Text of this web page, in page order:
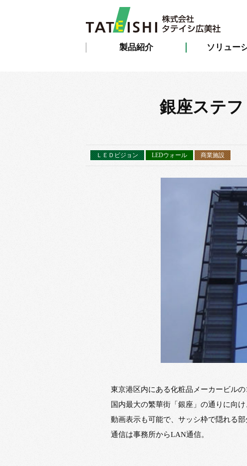
製品紹介 ソリュー
銀座ステ
ＬＥＤビジョン LEDウォール 商業施設
東京港区内にある化粧品メーカービル
国内最大の繁華街「銀座」の通りに向
動画表示も可能で、サッシ枠で隠れる
通信は事務所からLAN通信。